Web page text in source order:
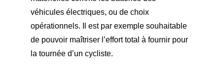
véhicules électriques, ou de choix
opérationnels. Il est par exemple souhaitable
de pouvoir maîtriser l’effort total à fournir pour
la tournée d’un cycliste.